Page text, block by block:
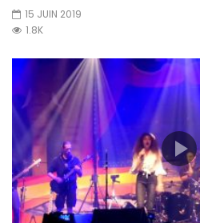
15 JUIN 2019
1.8K